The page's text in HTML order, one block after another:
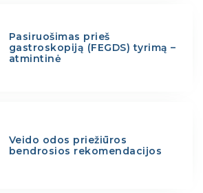
Pasiruošimas prieš
gastroskopiją (FEGDS) tyrimą –
atmintinė
Veido odos priežiūros
bendrosios rekomendacijos